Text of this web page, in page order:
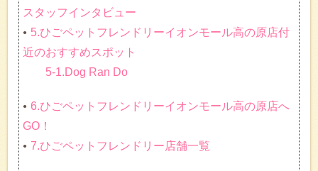
スタッフインタビュー
5.ひごペットフレンドリーイオンモール高の原店付
近のおすすめスポット
5-1.Dog Ran Do
6.ひごペットフレンドリーイオンモール高の原店へ
GO！
7.ひごペットフレンドリー店舗一覧